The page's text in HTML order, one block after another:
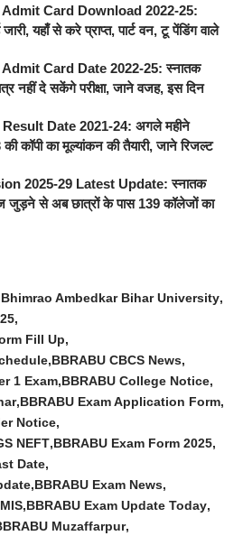
Card Download 2022-25:
यहाँ से करे प्राप्त, पार्ट वन, टू पेंडिंग वाले
Card Date 2022-25: स्नातक
नहीं दे सकेंगे परीक्षा, जाने वजह, इस दिन
Date 2021-24: अगले महीने
कॉपी का मूल्यांकन की तैयारी, जाने रिजल्ट
2025-29 Latest Update: स्नातक
से अब छात्रों के पास 139 कॉलेजों का
Ambedkar Bihar University
Fill Up
BBRABU CBCS News
1 Exam BBRABU College Notice
BBRABU Exam Application Form
Notice
NEFT BBRABU Exam Form 2025
Date
BBRABU Exam News
BBRABU Exam Update Today
Muzaffarpur